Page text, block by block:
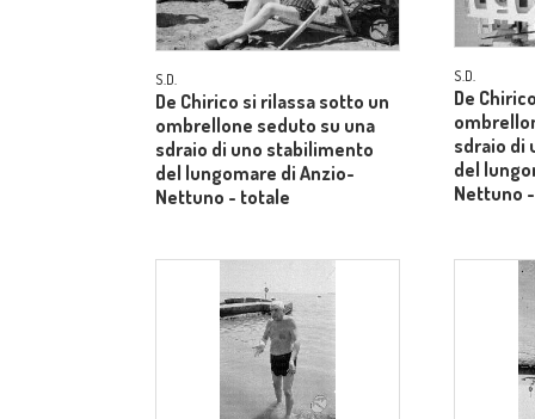
S.D.
De Chirico si rilassa sotto un
ombrellone seduto su una
sdraio di uno stabilimento
del lungomare di Anzio-
Nettuno - totale
S.D.
De
sdraio di
del
Nettuno